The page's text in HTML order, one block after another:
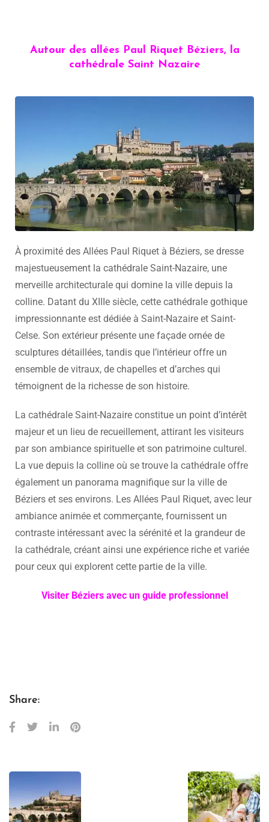
Autour des allées Paul Riquet Béziers, la
cathédrale Saint Nazaire
À proximité des Allées Paul Riquet à Béziers, se dresse
majestueusement la cathédrale Saint-Nazaire, une
merveille architecturale qui domine la ville depuis la
colline. Datant du XIIIe siècle, cette cathédrale gothique
impressionnante est dédiée à Saint-Nazaire et Saint-
Celse. Son extérieur présente une façade ornée de
sculptures détaillées, tandis que l’intérieur offre un
ensemble de vitraux, de chapelles et d’arches qui
témoignent de la richesse de son histoire.
La cathédrale Saint-Nazaire constitue un point d’intérêt
majeur et un lieu de recueillement, attirant les visiteurs
par son ambiance spirituelle et son patrimoine culturel.
La vue depuis la colline où se trouve la cathédrale offre
également un panorama magnifique sur la ville de
Béziers et ses environs. Les Allées Paul Riquet, avec leur
ambiance animée et commerçante, fournissent un
contraste intéressant avec la sérénité et la grandeur de
la cathédrale, créant ainsi une expérience riche et variée
pour ceux qui explorent cette partie de la ville.
Visiter Béziers avec un guide professionnel
Share: